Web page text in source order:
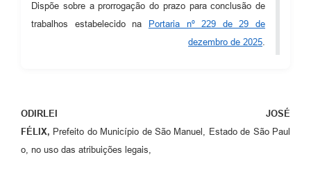
Dispõe sobre a prorrogação do prazo para conclusão de
trabalhos estabelecido na
Portaria nº 229 de 29 de
dezembro de 2025.
ODIRLEI JOSÉ
FÉLIX, Prefeito do Município de São Manuel, Estado de São Paul
o, no uso das atribuições legais,